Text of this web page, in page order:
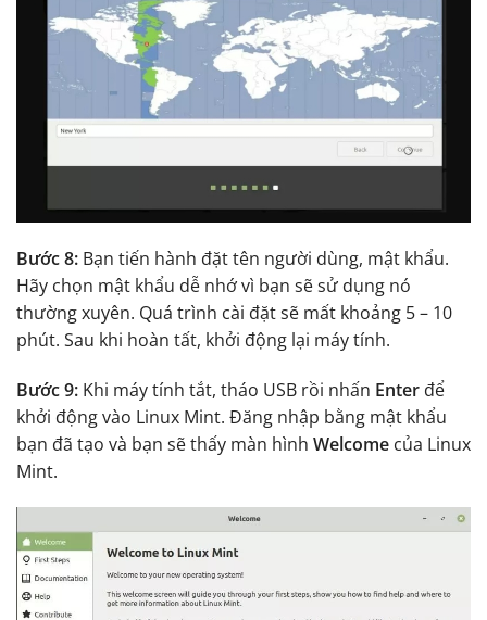
Bước 8: Bạn tiến hành đặt tên người dùng, mật khẩu.
Hãy chọn mật khẩu dễ nhớ vì bạn sẽ sử dụng nó
thường xuyên. Quá trình cài đặt sẽ mất khoảng 5 – 10
phút. Sau khi hoàn tất, khởi động lại máy tính.
Bước 9: Khi máy tính tắt, tháo USB rồi nhấn Enter để
khởi động vào Linux Mint. Đăng nhập bằng mật khẩu
bạn đã tạo và bạn sẽ thấy màn hình Welcome của Linux
Mint.